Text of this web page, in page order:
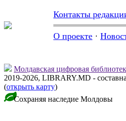
Контакты
О проекте ·
Молдавская цифровая
2019-2026, LIBRARY.MD -
(открыть карту)
Сохраняя наследие Молдовы